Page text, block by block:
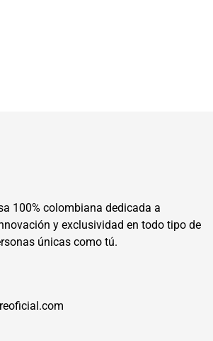
100% colombiana dedicada a
y exclusividad en todo tipo de
únicas como tú.